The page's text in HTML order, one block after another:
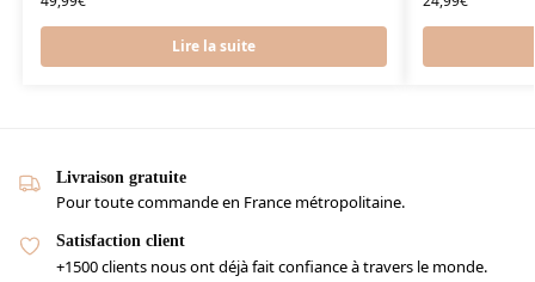
Lire la suite
Livraison gratuite
Pour toute commande en France métropolitaine.
Satisfaction client
+1500 clients nous ont déjà fait confiance à travers le monde.